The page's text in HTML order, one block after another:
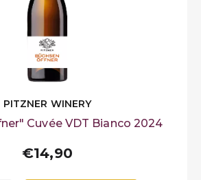
PITZNER WINERY
Cuvée VDT Bianco 2024
€14,90